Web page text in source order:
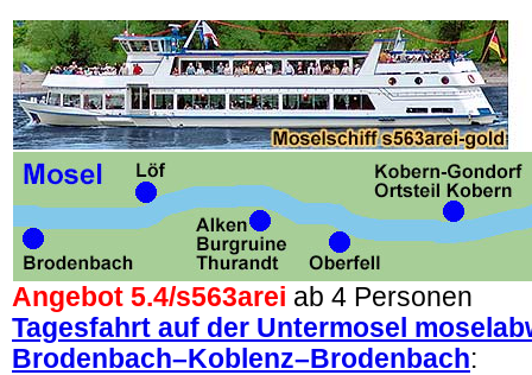
Angebot 5.4/s563arei ab 4 Personen
Tagesfahrt auf der Untermosel
Brodenbach–Koblenz–Brodenbach: